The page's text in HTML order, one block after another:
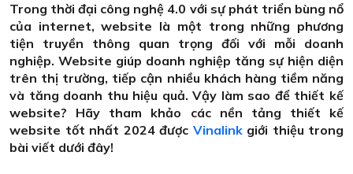
Trong thời đại công nghệ 4.0 với sự phát triển bùng nổ
của internet, website là một trong những phương
tiện truyền thông quan trọng đối với mỗi doanh
nghiệp. Website giúp doanh nghiệp tăng sự hiện diện
trên thị trường, tiếp cận nhiều khách hàng tiềm năng
và tăng doanh thu hiệu quả. Vậy làm sao để thiết kế
website? Hãy tham khảo các nền tảng thiết kế
website tốt nhất 2024 được Vinalinkgiới thiệu trong
bài viết dưới đây!